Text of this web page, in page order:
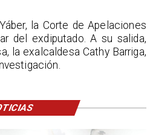
la Corte de Apelaciones
del exdiputado. A su salida,
la exalcaldesa Cathy Barriga,